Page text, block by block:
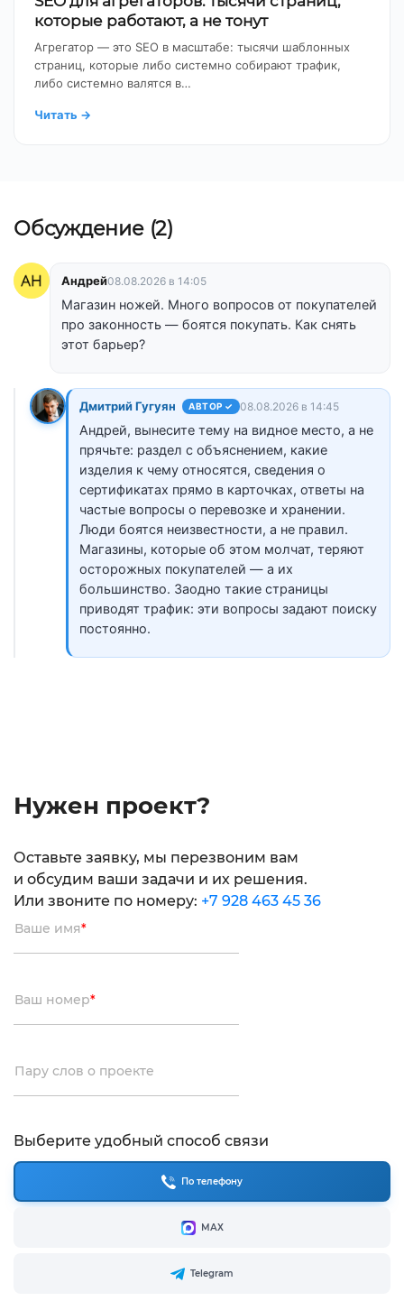
которые работают, а не тонут
Агрегатор — это SEO в масштабе: тысячи шаблонных
страниц, которые либо системно собирают трафик,
либо системно валятся в…
Читать →
Обсуждение (2)
Андрей08.08.2026 в 14:05
Магазин ножей. Много вопросов от покупателей
про законность — боятся покупать. Как снять
этот барьер?
Дмитрий Гугуян АВТОР ✓ 08.08.2026 в 14:45
Андрей, вынесите тему на видное место, а не
прячьте: раздел с объяснением, какие
изделия к чему относятся, сведения о
сертификатах прямо в карточках, ответы на
частые вопросы о перевозке и хранении.
Люди боятся неизвестности, а не правил.
Магазины, которые об этом молчат, теряют
осторожных покупателей — а их
большинство. Заодно такие страницы
приводят трафик: эти вопросы задают поиску
постоянно.
Нужен проект?
Оставьте заявку, мы перезвоним вам
и обсудим ваши задачи и их решения.
Или звоните по номеру: +7 928 463 45 36
Ваше имя*
Ваш номер*
Пару слов о проекте
Выберите удобный способ связи
По телефону
МАХ
Telegram